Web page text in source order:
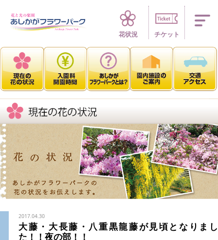
四季折々 花の
花状況 チケット
2017.04.30
大藤・大長藤・八重黒龍藤が見頃となりまし
た！！夜の部！！